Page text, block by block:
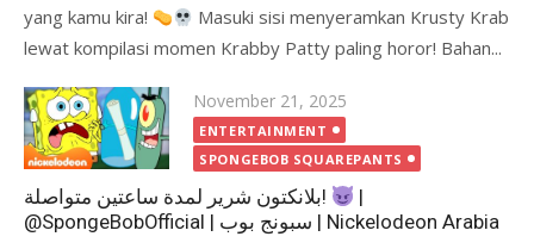
yang kamu kira!
Masuki sisi menyeramkan Krusty Krab
lewat kompilasi momen Krabby Patty paling horor! Bahan...
Posted
on
November 21, 2025
ENTERTAINMENT
SPONGEBOB SQUAREPANTS
بلانكتون شرير لمدة ساعتين متواصلة!
|
@SpongeBobOfficial | سبونج بوب | Nickelodeon Arabia